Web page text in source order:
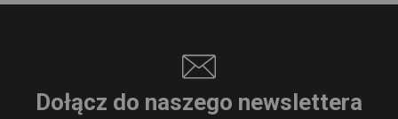
Dołącz do naszego newslettera